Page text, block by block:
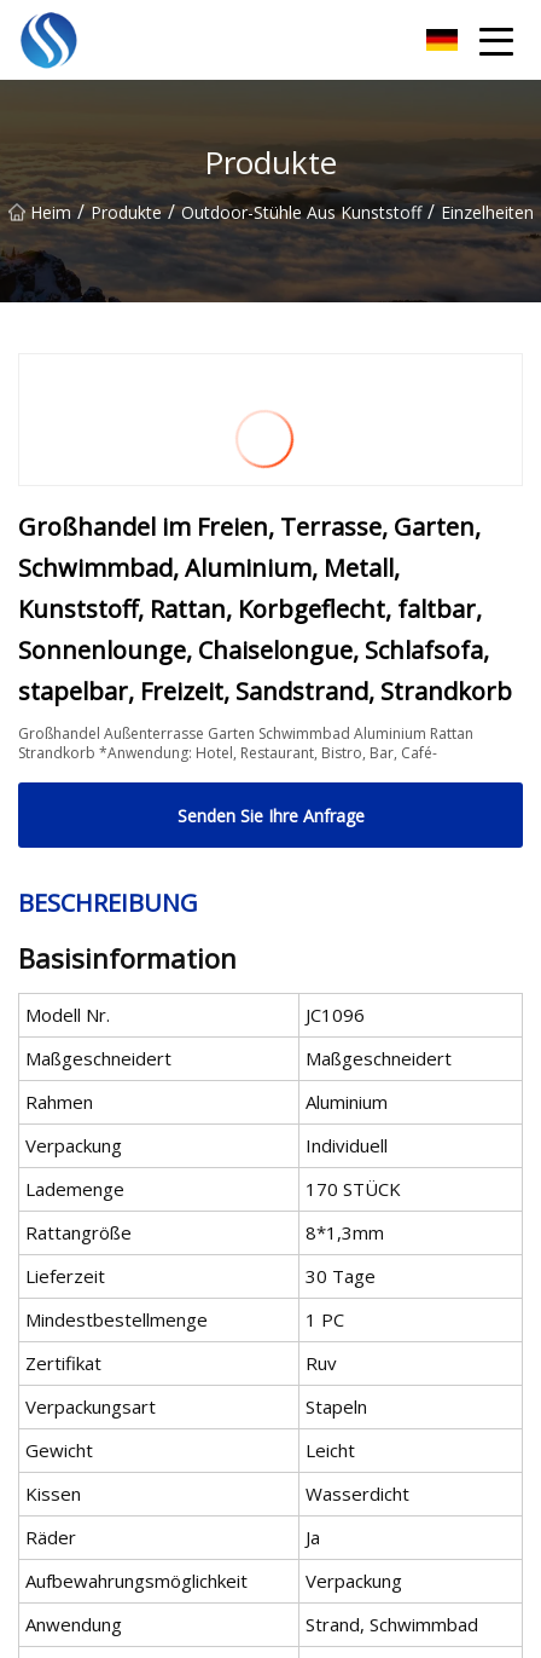
Produkte
Heim / Produkte / Outdoor-Stühle Aus Kunststoff / Einzelheiten
Großhandel im Freien, Terrasse, Garten,
Schwimmbad, Aluminium, Metall,
Kunststoff, Rattan, Korbgeflecht, faltbar,
Sonnenlounge, Chaiselongue, Schlafsofa,
stapelbar, Freizeit, Sandstrand, Strandkorb
Großhandel Außenterrasse Garten Schwimmbad Aluminium Rattan
Strandkorb *Anwendung: Hotel, Restaurant, Bistro, Bar, Café-
Senden Sie Ihre Anfrage
BESCHREIBUNG
Basisinformation
Modell Nr.
JC1096
Maßgeschneidert
Maßgeschneidert
Rahmen
Aluminium
Verpackung
Individuell
Lademenge
170 STÜCK
Rattangröße
8*1,3mm
Lieferzeit
30 Tage
Mindestbestellmenge
1 PC
Zertifikat
Ruv
Verpackungsart
Stapeln
Gewicht
Leicht
Kissen
Wasserdicht
Räder
Ja
Aufbewahrungsmöglichkeit
Verpackung
Anwendung
Strand, Schwimmbad